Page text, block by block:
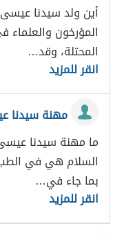
أين ولد سيدنا
المؤرخون
المحتلة، وقد…
انقر للمزيد
مهنة سيدنا
ما مهنة سيدنا
السلام هي في
بما جاء في…
انقر للمزيد